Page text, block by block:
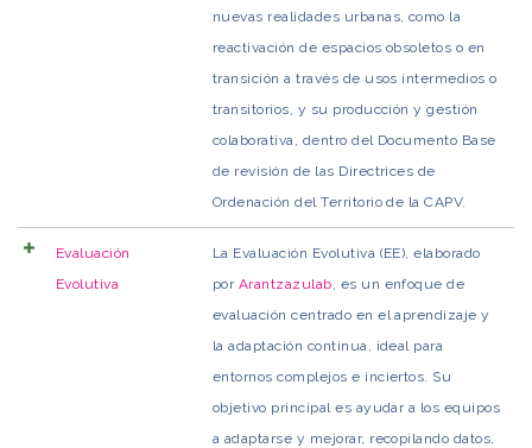
nuevas realidades urbanas, como la
reactivación de espacios obsoletos o en
transición a través de usos intermedios o
transitorios, y su producción y gestión
colaborativa, dentro del Documento Base
de revisión de las Directrices de
Ordenación del Territorio de la CAPV.
Evaluación
Evolutiva
La Evaluación Evolutiva (EE), elaborado
por Arantzazulab, es un enfoque de
evaluación centrado en el aprendizaje y
la adaptación continua, ideal para
entornos complejos e inciertos. Su
objetivo principal es ayudar a los equipos
a adaptarse y mejorar, recopilando datos,